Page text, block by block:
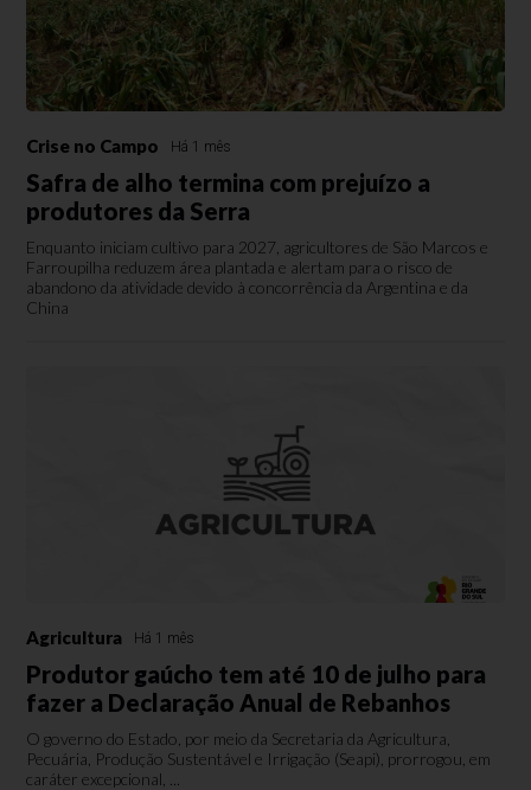
Crise no Campo Há 1 mês
Safra de alho termina com prejuízo a
produtores da Serra
Enquanto iniciam cultivo para 2027, agricultores de São Marcos e
Farroupilha reduzem área plantada e alertam para o risco de
abandono da atividade devido à concorrência da Argentina e da
China
Agricultura Há 1 mês
Produtor gaúcho tem até 10 de julho para
fazer a Declaração Anual de Rebanhos
O governo do Estado, por meio da Secretaria da Agricultura,
Pecuária, Produção Sustentável e Irrigação (Seapi), prorrogou, em
caráter excepcional, ...